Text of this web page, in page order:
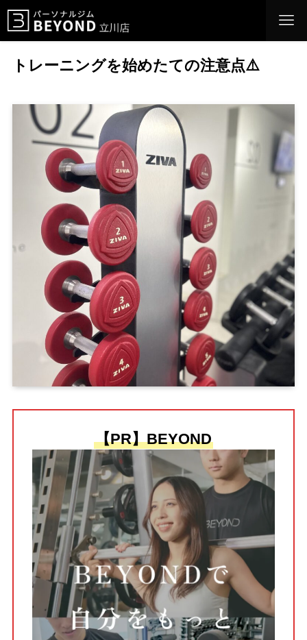
トレーニングを始めたての注意点⚠️
【PR】BEYOND